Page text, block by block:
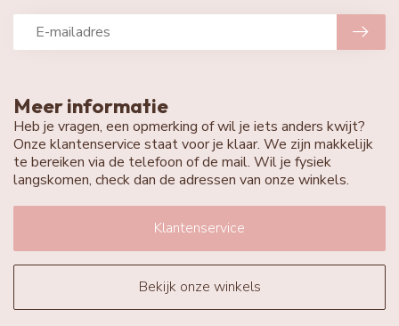
Meer informatie
Heb je vragen, een opmerking of wil je iets anders kwijt?
Onze klantenservice staat voor je klaar. We zijn makkelijk
te bereiken via de telefoon of de mail. Wil je fysiek
langskomen, check dan de adressen van onze winkels.
Klantenservice
Bekijk onze winkels